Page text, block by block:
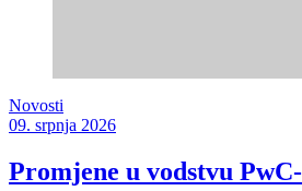
Novosti
09. srpnja 2026
Promjene u vodstvu